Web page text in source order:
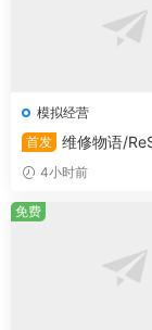
HD5000
推荐配置：
需要 64 位
内存：6
显卡：4
模拟经营
首发 维修物语/
Electronics Repairs
4小时前
免费